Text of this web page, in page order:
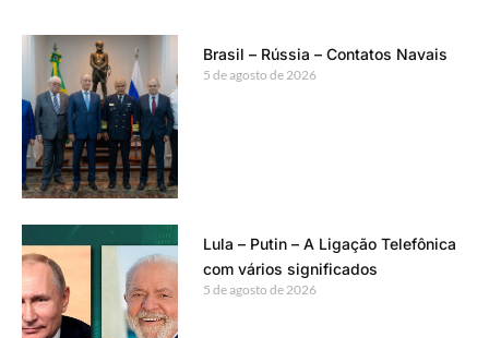
Brasil – Rússia – Contatos Navais
5 de agosto de 2026
Lula – Putin – A Ligação Telefônica
com vários significados
5 de agosto de 2026